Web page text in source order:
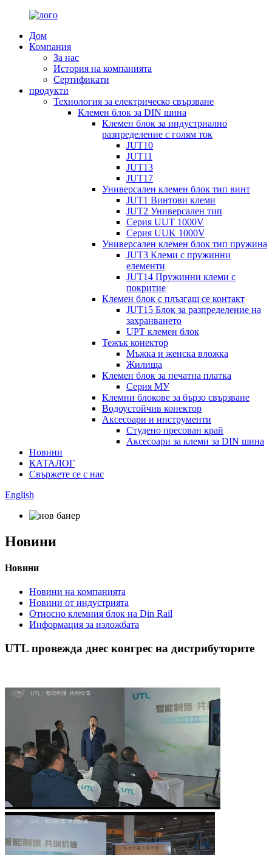
Дом
Компания
За нас
История на компанията
Сертификати
продукти
Технология за електрическо свързване
Клемен блок за DIN шина
Клемен блок за индустриално
разпределение с голям ток
JUT10
JUT11
JUT13
JUT17
Универсален клемен блок тип винт
JUT1 Винтови клеми
JUT2 Универсален тип
Серия UUT 1000V
Серия UUK 1000V
Универсален клемен блок тип пружина
JUT3 Клеми с пружинни
елементи
JUT14 Пружинни клеми с
покритие
Клемен блок с плъзгащ се контакт
JUT15 Блок за разпределение на
захранването
UPT клемен блок
Тежък конектор
Мъжка и женска вложка
Жилища
Клемен блок за печатна платка
Серия МУ
Клемни блокове за бързо свързване
Водоустойчив конектор
Аксесоари и инструменти
Студено пресован край
Аксесоари за клеми за DIN шина
Новини
КАТАЛОГ
Свържете се с нас
English
Новини
Новини
Новини на компанията
Новини от индустрията
Относно клемния блок на Din Rail
Информация за изложбата
UTL провежда днес конгрес на дистрибуторите